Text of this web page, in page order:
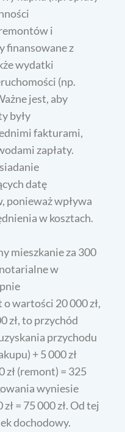
i
finansowane z
wydatki
(np.
jest, aby
były
fakturami,
zapłaty.
datę
ponieważ wpływa
w kosztach.
mieszkanie za 300
w
wartości 20 000 zł,
zł, to przychód
przychodu
+ 5 000 zł
zł (remont) = 325
wyniesie
= 75 000 zł. Od tej
dochodowy.